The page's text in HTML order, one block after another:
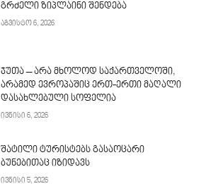
გრძელი ზიპლაინი შენდება
აგვისტო 6, 2026
ჯუთა – არა მხოლოდ საქართველოში,
არამედ ევროპაშიც ერთ-ერთი მაღალი
დასახლებული სოფელია
ივნისი 6, 2026
შატილი ტურისტებს გასაოცარი
ბუნებითაც იზიდავს
ივნისი 5, 2026